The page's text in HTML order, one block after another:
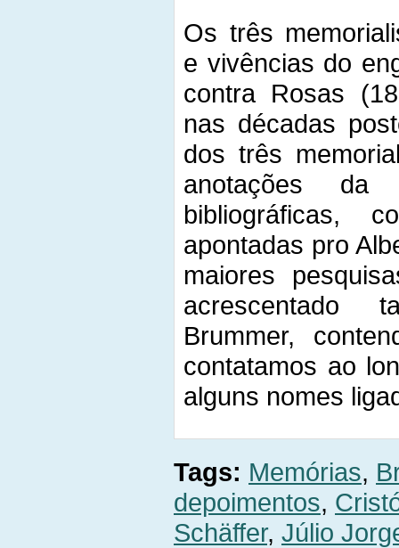
Os três
e vivências do
contra Rosas
nas décadas
dos três
anotações da
bibliográficas,
apontadas pro
maiores
acrescentado
Brummer,
contatamos ao
alguns nomes
Tags: Memórias,
depoimentos,
Schäffer, Júlio